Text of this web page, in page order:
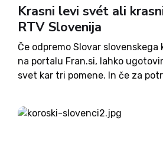
Krasni levi svét ali
RTV Slovenija
Če odpremo Slovar
na portalu Fran.si, lahko
svet kar tri pomene. In če za
opraviti z danes že na žalost
eshatološko-presežno govorico,...